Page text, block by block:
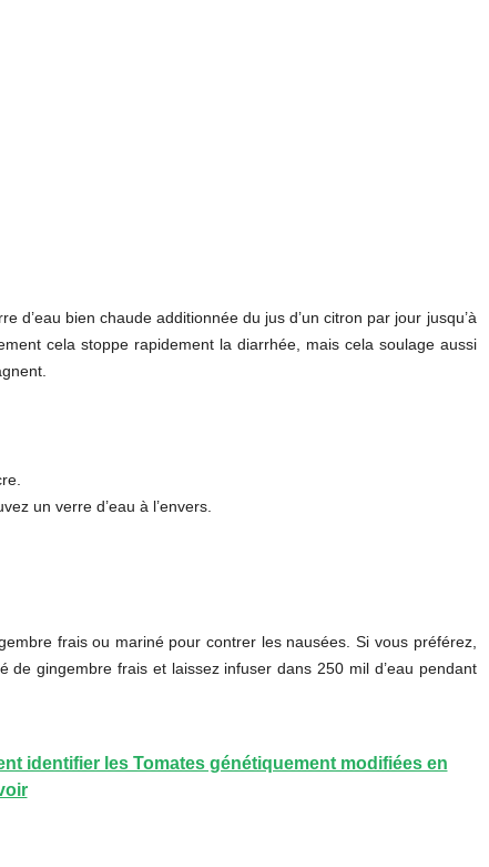
d’eau bien chaude additionnée du jus d’un citron par jour jusqu’à
cela stoppe rapidement la diarrhée, mais cela soulage aussi
un verre d’eau à l’envers.
frais ou mariné pour contrer les nausées. Si vous préférez,
de gingembre frais et laissez infuser dans 250 mil d’eau pendant
identifier les Tomates génétiquement modifiées en